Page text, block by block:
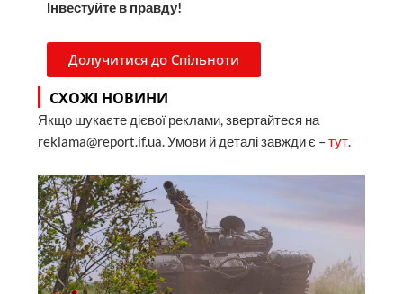
Інвестуйте в правду!
Долучитися до Спільноти
СХОЖІ НОВИНИ
Якщо шукаєте дієвої реклами, звертайтеся на
reklama@report.if.ua. Умови й деталі завжди є –тут.